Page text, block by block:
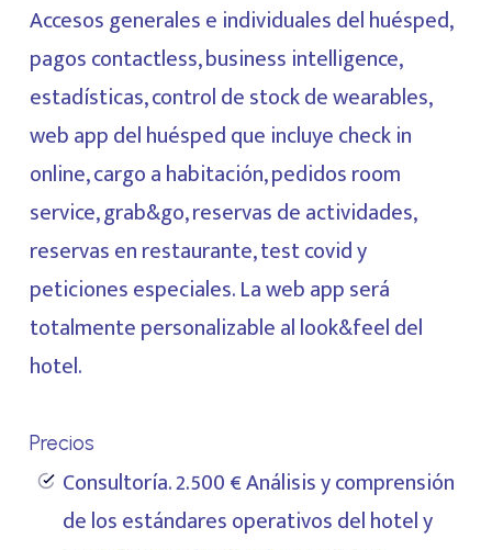
Accesos generales e individuales del huésped,
pagos contactless, business intelligence,
estadísticas, control de stock de wearables,
web app del huésped que incluye check in
online, cargo a habitación, pedidos room
service, grab&go, reservas de actividades,
reservas en restaurante, test covid y
peticiones especiales. La web app será
totalmente personalizable al look&feel del
hotel.
Precios
Consultoría. 2.500 € Análisis y comprensión
de los estándares operativos del hotel y